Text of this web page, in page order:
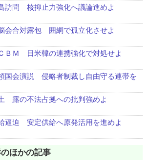
訪問 核抑止力強化へ議論進めよ
会合対露包 囲網で孤立化させよ
ＢＭ 日米韓の連携強化で対処せよ
国会演説 侵略者制裁し自由守る連帯を
露の不法占拠への批判強めよ
逼迫 安定供給へ原発活用を進めよ
ほかの記事